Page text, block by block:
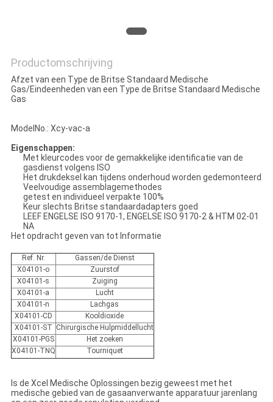
Productomschrijving
Afzet van een Type de Britse Standaard Medische
Gas/Eindeenheden van een Type de Britse Standaard Medische
Gas
ModelNo.: Xcy-vac-a
Eigenschappen:
Met kleurcodes voor de gemakkelijke identificatie van de
gasdienst volgens ISO
Het drukdeksel kan tijdens onderhoud worden gedemonteerd
Veelvoudige assemblagemethodes
getest en individueel verpakte 100%
Keur slechts Britse standaardadapters goed
LEEF ENGELSE ISO 9170-1, ENGELSE ISO 9170-2 & HTM 02-01
NA
Het opdracht geven van tot Informatie
Ref. Nr.
Gassen/de Dienst
X04101-o
Zuurstof
X04101-s
Zuiging
X04101-a
Lucht
X04101-n
Lachgas
X04101-CD
Kooldioxide
X04101-ST Chirurgische Hulpmiddellucht
X04101-PGS
Het zoeken
X04101-TNQ
Tourniquet
Is de Xcel Medische Oplossingen bezig geweest met het
medische gebied van de gasaanverwante apparatuur jarenlang